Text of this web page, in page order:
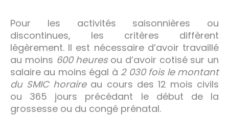
Pour les activités saisonnières ou
discontinues, les critères diffèrent
légèrement. Il est nécessaire d’avoir travaillé
au moins 600 heuresou d’avoir cotisé sur un
salaire au moins égal à 2 030 fois le montant
du SMIC horaireau cours des 12 mois civils
ou 365 jours précédant le début de la
grossesse ou du congé prénatal.